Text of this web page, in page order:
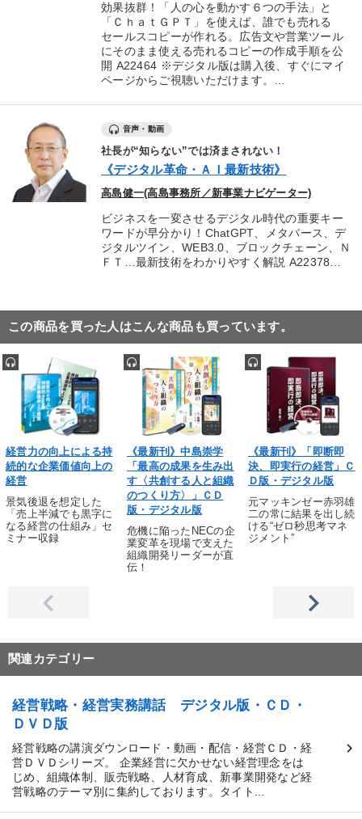
効果抜群！「人の心を動かす６つの手法」と
「ＣｈａｔＧＰＴ」を使えば、誰でも売れる
セールスコピーが作れる。広告文や営業ツール
にそのまま使える売れるコピーの作成手順を公
開 A22464 ※デジタル版は購入後、すぐにマイ
ページからご視聴いただけます。…
音声・動画
社長が“知らない”では済まされない！
《デジタル革命・ＡＩ最新技術》
高島健一(高島事務所／新事業ナビゲーター)
ビジネスを一変させるデジタル時代の重要キー
ワードが早分かり！ChatGPT、メタバース、デ
ジタルツイン、WEB3.0、ブロックチェーン、Ｎ
ＦＴ…最新技術をわかりやすく解説 A22378…
この商品を買った人はこんな商品も買っています。
経営力の向上による持
続的な企業価値向上の
経営
景気後退を想定した
「売上半減でも黒字に
なる経営の仕組み」セ
ミナー収録
《最新刊》中島崇学
「最高の成果を生み出
す〈共創する人と組織
のつくり方〉」ＣＤ
版・デジタル版
危機に陥ったNECの企
業変革を現場で支えた
組織開発リーダーが直
伝！
《最新刊》「即断即
決、即実行の経営」Ｃ
Ｄ版・デジタル版
元マッキンゼー赤羽雄
二の常に結果を出し続
ける“ゼロ秒思考マネ
ジメント”
関連カテゴリー
経営戦略・経営実務講話 デジタル版・ＣＤ・
ＤＶＤ版
経営戦略の講演ダウンロード・動画・配信・経営ＣＤ・経
営ＤＶＤシリーズ。 企業経営に欠かせない経営理念をは
じめ、組織体制、販売戦略、人材育成、新事業開発など経
営戦略のテーマ別に集約しております。タイト...